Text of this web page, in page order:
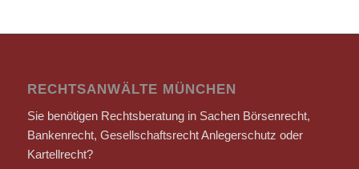
RECHTSANWÄLTE MÜNCHEN
Sie benötigen Rechtsberatung in Sachen Börsenrecht,
Bankenrecht, Gesellschaftsrecht Anlegerschutz oder
Kartellrecht?